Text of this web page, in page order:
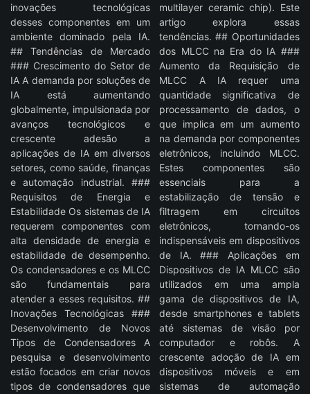
inovações tecnológicas
desses componentes em um
ambiente dominado pela IA.
## Tendências de Mercado
### Crescimento do Setor de
IA A demanda por soluções de
IA está aumentando
globalmente, impulsionada por
avanços tecnológicos e
crescente adesão a
aplicações de IA em diversos
setores, como saúde, finanças
e automação industrial. ###
Requisitos de Energia e
Estabilidade Os sistemas de IA
requerem componentes com
alta densidade de energia e
estabilidade de desempenho.
Os condensadores e os MLCC
são fundamentais para
atender a esses requisitos. ##
Inovações Tecnológicas ###
Desenvolvimento de Novos
Tipos de Condensadores A
pesquisa e desenvolvimento
estão focados em criar novos
tipos de condensadores que
multilayer ceramic chip). Este
artigo explora essas
tendências. ## Oportunidades
dos MLCC na Era do IA ###
Aumento da Requisição de
MLCC A IA requer uma
quantidade significativa de
processamento de dados, o
que implica em um aumento
na demanda por componentes
eletrônicos, incluindo MLCC.
Estes componentes são
essenciais para a
estabilização de tensão e
filtragem em circuitos
eletrônicos, tornando-os
indispensáveis em dispositivos
de IA. ### Aplicações em
Dispositivos de IA MLCC são
utilizados em uma ampla
gama de dispositivos de IA,
desde smartphones e tablets
até sistemas de visão por
computador e robôs. A
crescente adoção de IA em
dispositivos móveis e em
sistemas de automação